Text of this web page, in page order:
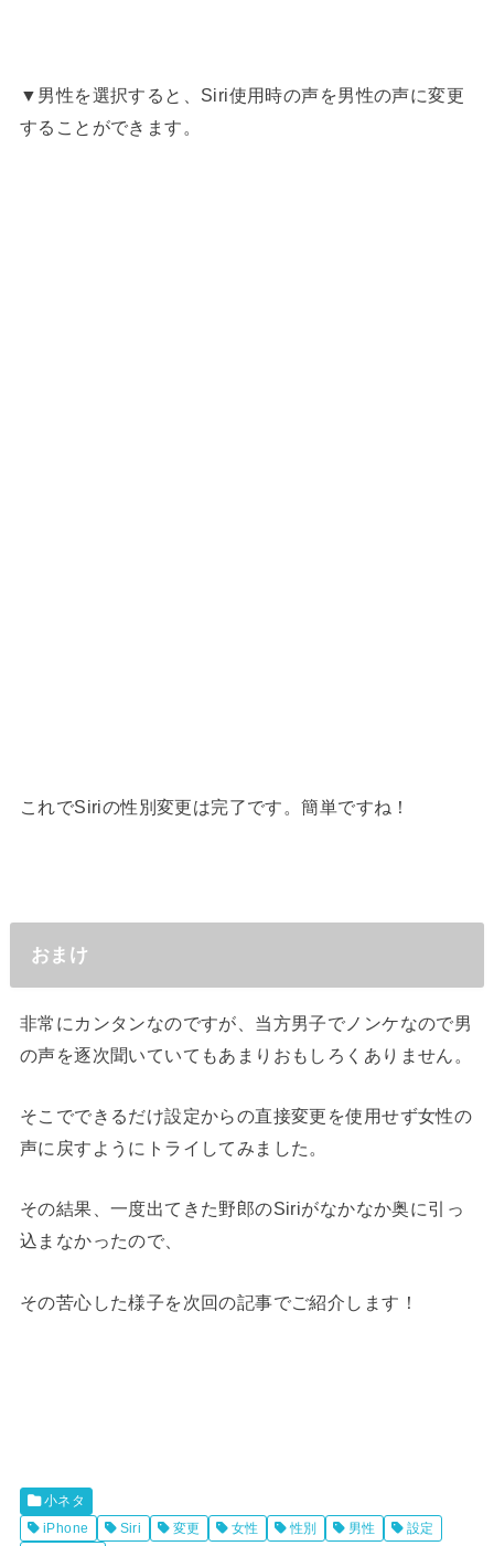
▼男性を選択すると、Siri使用時の声を男性の声に変更
することができます。
これでSiriの性別変更は完了です。簡単ですね！
おまけ
非常にカンタンなのですが、当方男子でノンケなので男
の声を逐次聞いていてもあまりおもしろくありません。
そこでできるだけ設定からの直接変更を使用せず女性の
声に戻すようにトライしてみました。
その結果、一度出てきた野郎のSiriがなかなか奥に引っ
込まなかったので、
その苦心した様子を次回の記事でご紹介します！
小ネタ
iPhone
Siri 変更 女性 性別 男性
設定